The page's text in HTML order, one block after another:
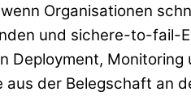
Organisationen
und sichere-to-
Deployment,
der Belegschaft an